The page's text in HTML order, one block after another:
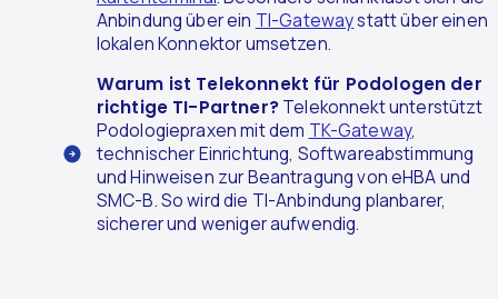
Anbindung über ein TI-Gatewaystatt über einen
lokalen Konnektor umsetzen.
Warum ist Telekonnekt für Podologen der
richtige TI-Partner?Telekonnekt unterstützt
Podologiepraxen mit dem TK-Gateway,
technischer Einrichtung, Softwareabstimmung
und Hinweisen zur Beantragung von eHBA und
SMC-B. So wird die TI-Anbindung planbarer,
sicherer und weniger aufwendig.